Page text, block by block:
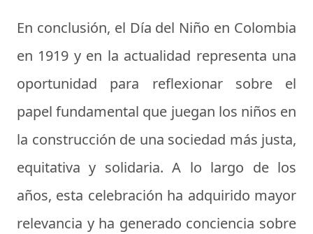
En conclusión, el Día del Niño en Colombia
en 1919 y en la actualidad representa una
oportunidad para reflexionar sobre el
papel fundamental que juegan los niños en
la construcción de una sociedad más justa,
equitativa y solidaria. A lo largo de los
años, esta celebración ha adquirido mayor
relevancia y ha generado conciencia sobre